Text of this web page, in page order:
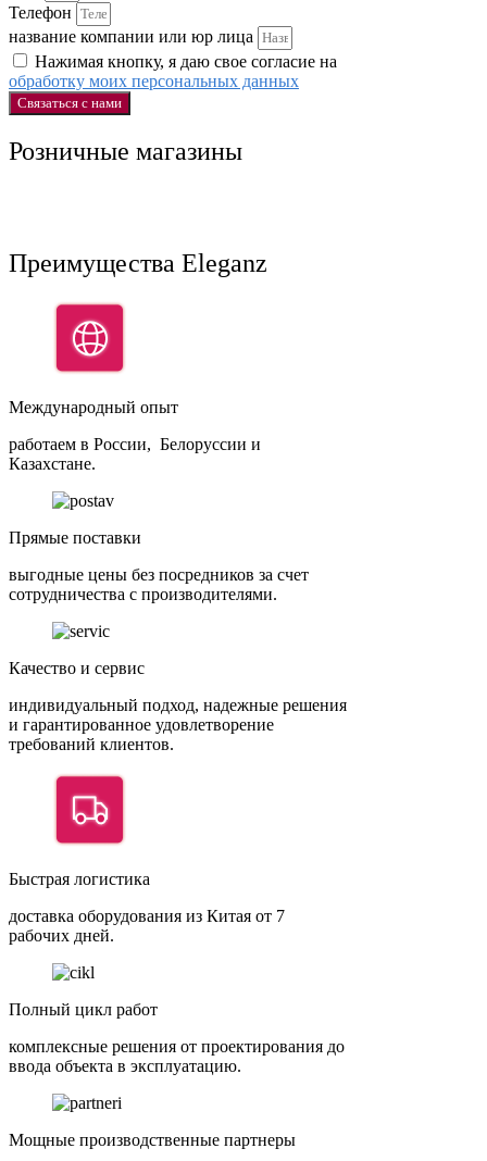
Телефон
название компании или юр лица
Нажимая кнопку, я даю свое согласие на
обработку моих персональных данных
Связаться с нами
Розничные магазины
Преимущества Eleganz
Международный опыт
работаем в России, Белоруссии и
Казахстане.
Прямые поставки
выгодные цены без посредников за счет
сотрудничества с производителями.
Качество и сервис
индивидуальный подход, надежные решения
и гарантированное удовлетворение
требований клиентов.
Быстрая логистика
доставка оборудования из Китая от 7
рабочих дней.
Полный цикл работ
комплексные решения от проектирования до
ввода объекта в эксплуатацию.
Мощные производственные партнеры